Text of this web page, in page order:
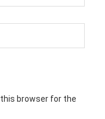
browser for the